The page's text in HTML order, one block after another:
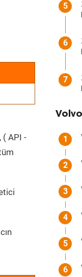
( API -
5
6
7
1
2
3
4
5
6